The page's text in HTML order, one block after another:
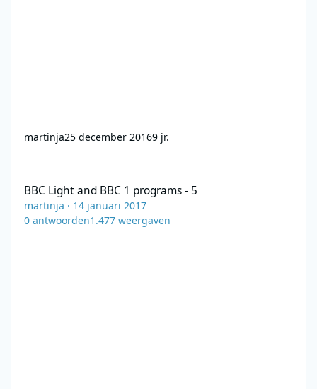
martinja25 december 20169 jr.
BBC Light and BBC 1 programs - 5
martinja · 14 januari 2017
0 antwoorden1.477 weergaven